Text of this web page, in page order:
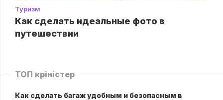
Туризм
Как сделать идеальные фото в
путешествии
ТОП көріністер
Как сделать багаж удобным и безопасным в